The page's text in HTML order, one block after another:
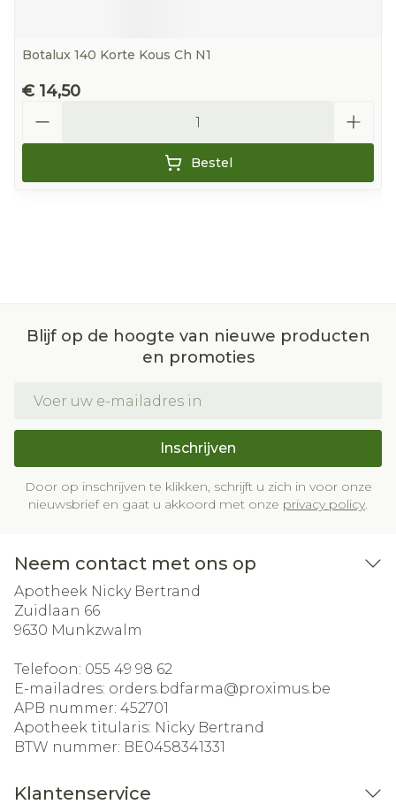
Botalux 140 Korte Kous Ch N1
€ 14,50
Bestel
Blijf op de hoogte van nieuwe producten
en promoties
Inschrijven
Door op inschrijven te klikken, schrijft u zich in voor onze
nieuwsbrief en gaat u akkoord met onze privacy policy.
Neem contact met ons op
Apotheek Nicky Bertrand
Zuidlaan 66
9630 Munkzwalm
Telefoon: 055 49 98 62
E-mailadres: orders.bdfarma@proximus.be
APB nummer: 452701
Apotheek titularis: Nicky Bertrand
BTW nummer: BE0458341331
Klantenservice